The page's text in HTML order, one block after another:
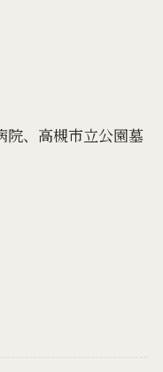
院、高槻市立公園墓